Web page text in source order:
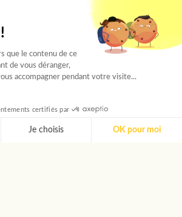
sélectionnés un
passe un entretien avec
recrutement, puis est choisi
et les besoins de votre
que le contenu de ce
de vous déranger,
accompagner pendant votre visite...
certifiés par
Je choisis OK pour moi